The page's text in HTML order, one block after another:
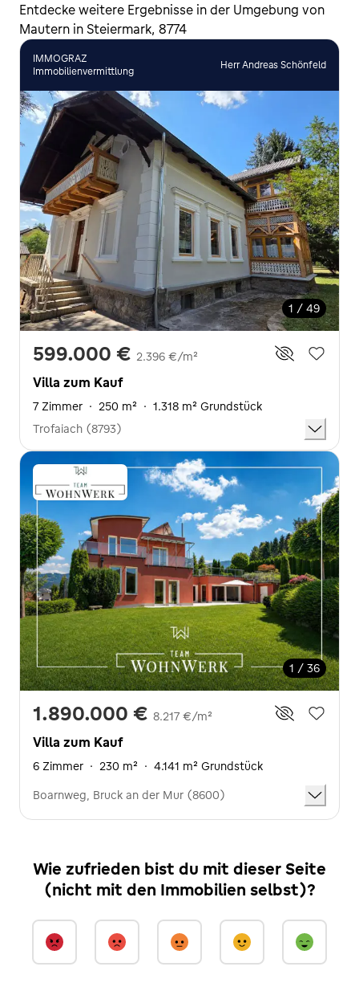
Entdecke weitere Ergebnisse in der Umgebung von
Mautern in Steiermark, 8774
IMMOGRAZ
Immobilienvermittlung
Herr Andreas Schönfeld
1 / 49
599.000 € 2.396 €/m²
Villa zum Kauf
7 Zimmer · 250 m² · 1.318 m² Grundstück
Trofaiach (8793)
1 / 36
1.890.000 € 8.217 €/m²
Villa zum Kauf
6 Zimmer · 230 m² · 4.141 m² Grundstück
Boarnweg, Bruck an der Mur (8600)
Wie zufrieden bist du mit dieser Seite
(nicht mit den Immobilien selbst)?